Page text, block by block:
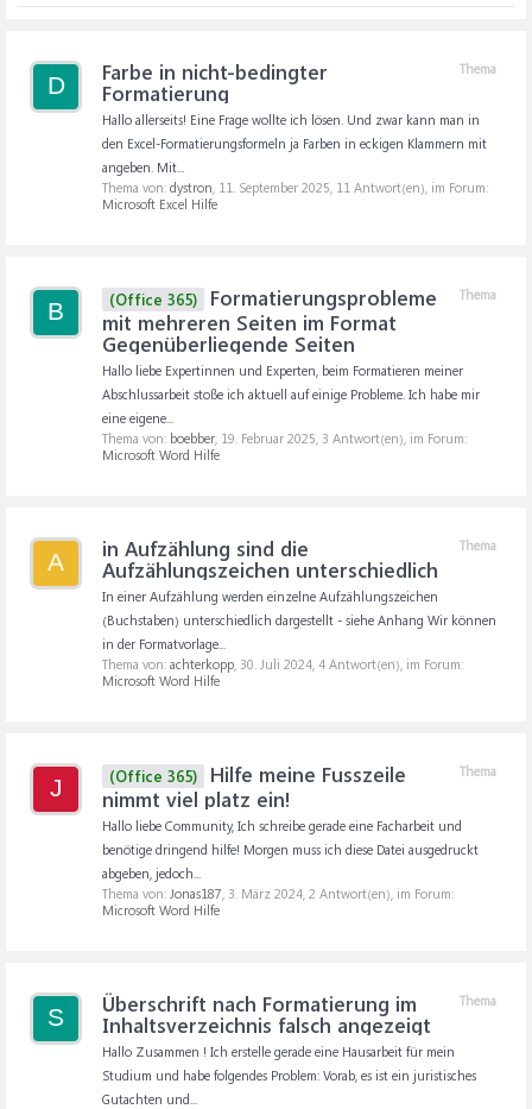
D
Thema
Farbe in nicht-bedingter
Formatierung
Hallo allerseits! Eine Frage wollte ich lösen. Und zwar kann man in
den Excel-Formatierungsformeln ja Farben in eckigen Klammern mit
angeben. Mit...
Thema von: dystron, 11. September 2025, 11 Antwort(en), im Forum:
Microsoft Excel Hilfe
B
Thema
(Office 365)
Formatierungsprobleme
mit mehreren Seiten im Format
Gegenüberliegende Seiten
Hallo liebe Expertinnen und Experten, beim Formatieren meiner
Abschlussarbeit stoße ich aktuell auf einige Probleme. Ich habe mir
eine eigene...
Thema von: boebber, 19. Februar 2025, 3 Antwort(en), im Forum:
Microsoft Word Hilfe
A
Thema
in Aufzählung sind die
Aufzählungszeichen unterschiedlich
In einer Aufzählung werden einzelne Aufzählungszeichen
(Buchstaben) unterschiedlich dargestellt - siehe Anhang Wir können
in der Formatvorlage...
Thema von: achterkopp, 30. Juli 2024, 4 Antwort(en), im Forum:
Microsoft Word Hilfe
J
Thema
(Office 365)
Hilfe meine Fusszeile
nimmt viel platz ein!
Hallo liebe Community, Ich schreibe gerade eine Facharbeit und
benötige dringend hilfe! Morgen muss ich diese Datei ausgedruckt
abgeben, jedoch...
Thema von: Jonas187, 3. März 2024, 2 Antwort(en), im Forum:
Microsoft Word Hilfe
S
Thema
Überschrift nach Formatierung im
Inhaltsverzeichnis falsch angezeigt
Hallo Zusammen ! Ich erstelle gerade eine Hausarbeit für mein
Studium und habe folgendes Problem: Vorab, es ist ein juristisches
Gutachten und...